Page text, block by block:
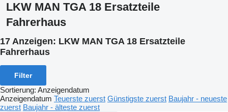
LKW MAN TGA 18 Ersatzteile
Fahrerhaus
17 Anzeigen: LKW MAN TGA 18 Ersatzteile
Fahrerhaus
Filter
Sortierung: Anzeigendatum
Anzeigendatum Teuerste zuerst Günstigste zuerst Baujahr - neueste
zuerst Baujahr - älteste zuerst